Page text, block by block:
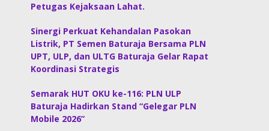
Petugas Kejaksaan Lahat.
Sinergi Perkuat Kehandalan Pasokan
Listrik, PT Semen Baturaja Bersama PLN
UPT, ULP, dan ULTG Baturaja Gelar Rapat
Koordinasi Strategis
Semarak HUT OKU ke-116: PLN ULP
Baturaja Hadirkan Stand “Gelegar PLN
Mobile 2026”